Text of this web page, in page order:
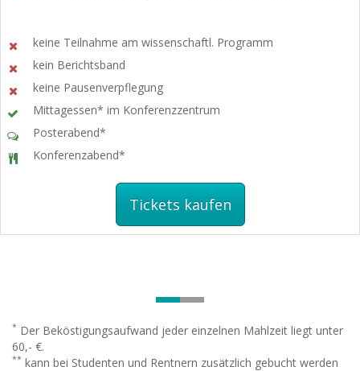
keine Teilnahme am wissenschaftl. Programm
kein Berichtsband
keine Pausenverpflegung
Mittagessen* im Konferenzzentrum
Posterabend*
Konferenzabend*
Tickets kaufen
* Der Beköstigungsaufwand jeder einzelnen Mahlzeit liegt unter
60,- €.
** kann bei Studenten und Rentnern zusätzlich gebucht werden